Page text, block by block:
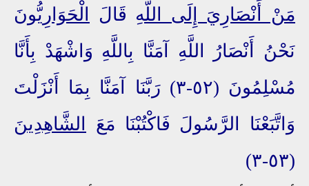
مَنْ أَنْصَارِيَ إِلَى اللَّهِ قَالَ
الْحَوَارِيُّونَ
نَحْنُ أَنْصَارُ اللَّهِ آمَنَّا بِاللَّهِ وَاشْهَدْ بِأَنَّا
مُسْلِمُونَ (٥٢-٣) رَبَّنَا آمَنَّا بِمَا أَنْزَلْتَ
وَاتَّبَعْنَا الرَّسُولَ فَاكْتُبْنَا مَعَ
الشَّاهِدِينَ
(٥٣-٣)